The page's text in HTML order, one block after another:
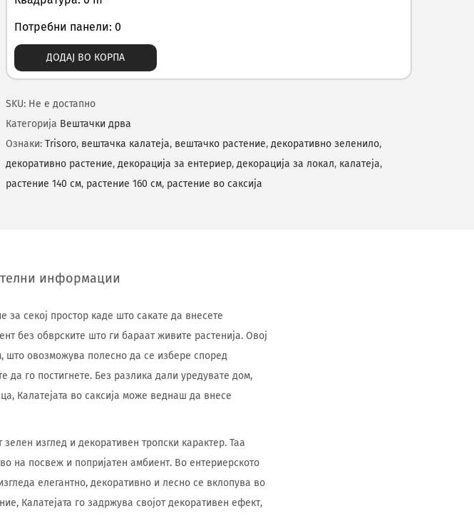
Потребни панели: 0
ДОДАЈ ВО КОРПА
SKU: Не е достапно
Категорија Вештачки дрва
Ознаки: Trisoro, вештачка калатеја, вештачко растение, декоративно зеленило,
декоративно растение, декорација за ентериер, декорација за локал, калатеја,
растение 140 см, растение 160 см, растение во саксија
информации
секој простор каде што сакате да внесете
без обврските што ги бараат живите растенија. Овој
што овозможува полесно да се избере според
да го постигнете. Без разлика дали уредувате дом,
Калатејата во саксија може веднаш да внесе
изглед и декоративен тропски карактер. Таа
на посвеж и попријатен амбиент. Во ентериерското
елегантно, декоративно и лесно се вклопува во
Калатејата го задржува својот декоративен ефект,